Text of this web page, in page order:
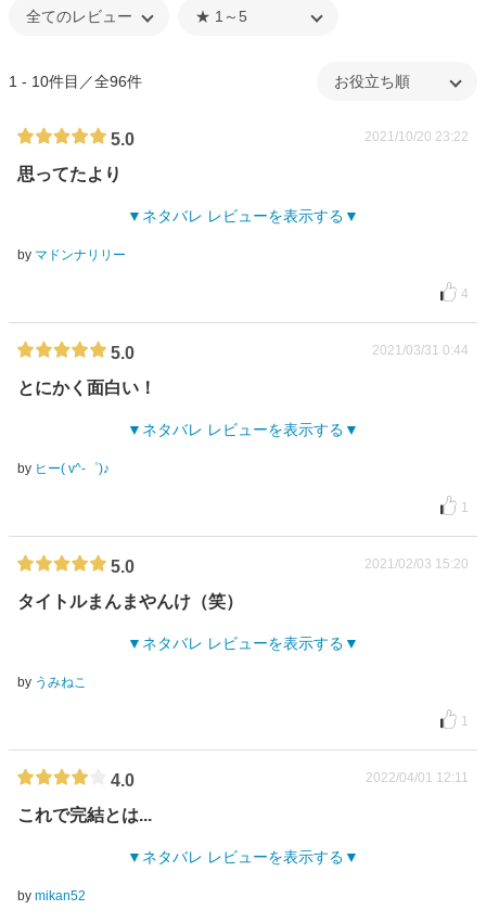
1 - 10件目／全96件
5.0 2021/10/20 23:22
思ってたより
ネタバレ レビューを表示する
by マドンナリリー
4
5.0 2021/03/31 0:44
とにかく面白い！
ネタバレ レビューを表示する
by ヒー( v^-゜)♪
1
5.0 2021/02/03 15:20
タイトルまんまやんけ（笑）
ネタバレ レビューを表示する
by うみねこ
1
4.0 2022/04/01 12:11
これで完結とは...
ネタバレ レビューを表示する
by mikan52